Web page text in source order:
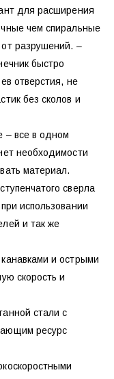
для расширения
чем спиральные
разрушений. –
быстро
отверстия, не
без сколов и
– все в одном
необходимости
материал.
сверла
использовании
и так же
и острыми
скорость и
стали с
ресурс